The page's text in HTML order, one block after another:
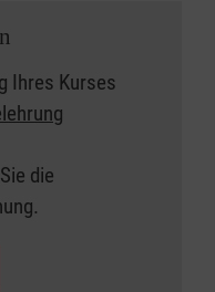
Ihres Kurses
die